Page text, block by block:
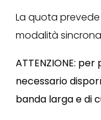
La quota
modalità
ATTENZIONE:
necessario
banda larga e di